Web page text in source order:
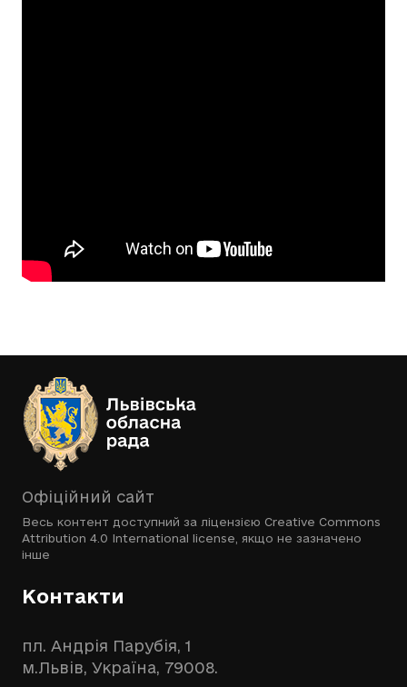
Офіційний сайт
Весь контент доступний за ліцензією Creative Commons
Attribution 4.0 International license , якщо не зазначено
інше
Контакти
пл. Андрія Парубія, 1
м.Львів, Україна, 79008.